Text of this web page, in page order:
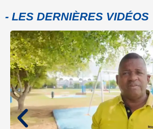
- LES DERNIÈRES VIDÉOS